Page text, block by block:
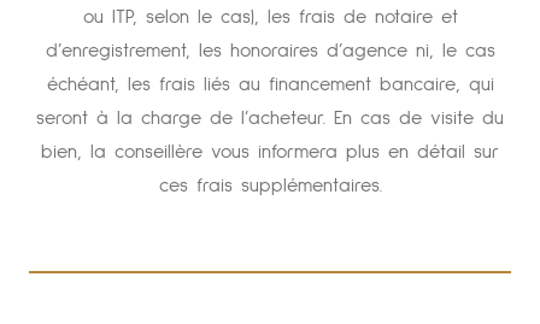
ou ITP, selon le cas), les frais de notaire et
d’enregistrement, les honoraires d’agence ni, le cas
échéant, les frais liés au financement bancaire, qui
seront à la charge de l’acheteur. En cas de visite du
bien, la conseillère vous informera plus en détail sur
ces frais supplémentaires.